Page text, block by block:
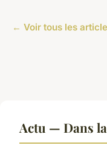
← Voir tous les
Actu — Dans